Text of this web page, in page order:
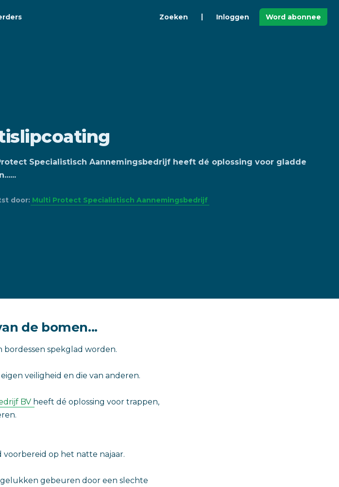
Zoeken Inloggen Word abonnee
Specialistisch Aannemingsbedrijf heeft dé oplossing voor gladde
door: Multi Protect Specialistisch Aannemingsbedrijf
de bomen...
spekglad worden.
veiligheid en die van anderen.
BV heeft dé oplossing voor trappen,
voorbereid op het natte najaar.
gebeuren door een slechte